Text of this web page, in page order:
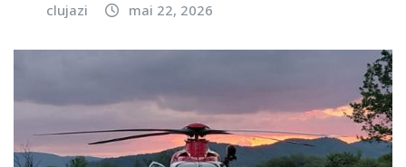
clujazi mai 22, 2026